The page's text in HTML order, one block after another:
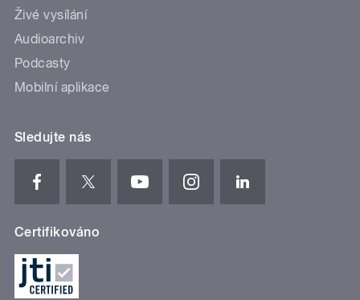
Živé vysílání
Audioarchiv
Podcasty
Mobilní aplikace
Sledujte nás
Certifikováno